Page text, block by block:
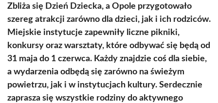
Zbliża się Dzień Dziecka, a Opole przygotowało
szereg atrakcji zarówno dla dzieci, jak i ich rodziców.
Miejskie instytucje zapewniły liczne pikniki,
konkursy oraz warsztaty, które odbywać się będą od
31 maja do 1 czerwca. Każdy znajdzie coś dla siebie,
a wydarzenia odbędą się zarówno na świeżym
powietrzu, jak i w instytucjach kultury. Serdecznie
zaprasza się wszystkie rodziny do aktywnego